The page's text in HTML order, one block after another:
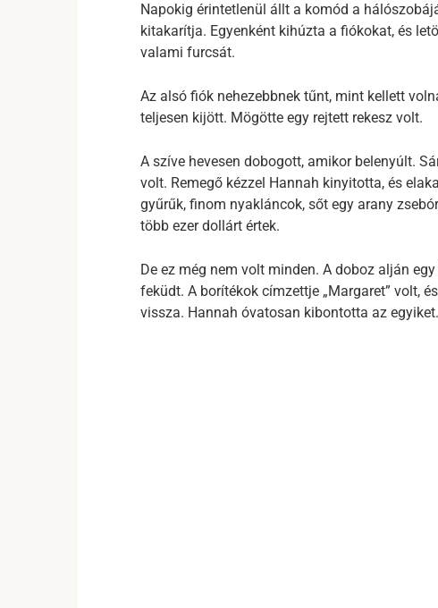
Napokig érintetlenül állt a komód a
kitakarítja. Egyenként kihúzta a fiókokat, és
valami furcsát.
Az alsó fiók nehezebbnek tűnt, mint kellett
teljesen kijött. Mögötte egy rejtett rekesz volt.
A szíve hevesen dobogott, amikor belenyúlt.
volt. Remegő kézzel Hannah kinyitotta, és
gyűrűk, finom nyakláncok, sőt egy arany
több ezer dollárt értek.
De ez még nem volt minden. A doboz alján
feküdt. A borítékok címzettje „Margaret” volt,
vissza. Hannah óvatosan kibontotta az egyiket.